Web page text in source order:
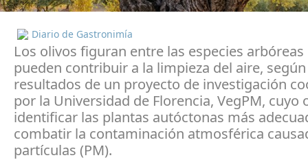
Diario de Gastronimía
Los olivos figuran entre las especies
pueden contribuir a la limpieza del aire,
resultados de un proyecto de investigación
por la Universidad de Florencia, VegPM, cuyo
identificar las plantas autóctonas más
combatir la contaminación atmosférica
partículas (PM).